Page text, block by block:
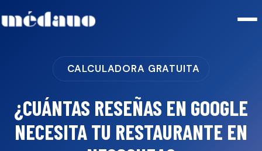
CALCULADORA GRATUITA
¿CUÁNTAS RESEÑAS EN GOOGLE
NECESITA TU RESTAURANTE EN